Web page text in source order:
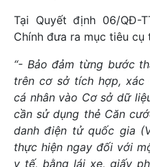
Tại Quyết định 06/QĐ-
Chính đưa ra mục tiêu cụ
“- Bảo đảm từng bước
trên cơ sở tích hợp,
cá nhân vào Cơ sở dữ
cần sử dụng thẻ Căn
danh điện tử quốc gia
thực hiện ngay đối với
y tế, bằng lái xe, giấy